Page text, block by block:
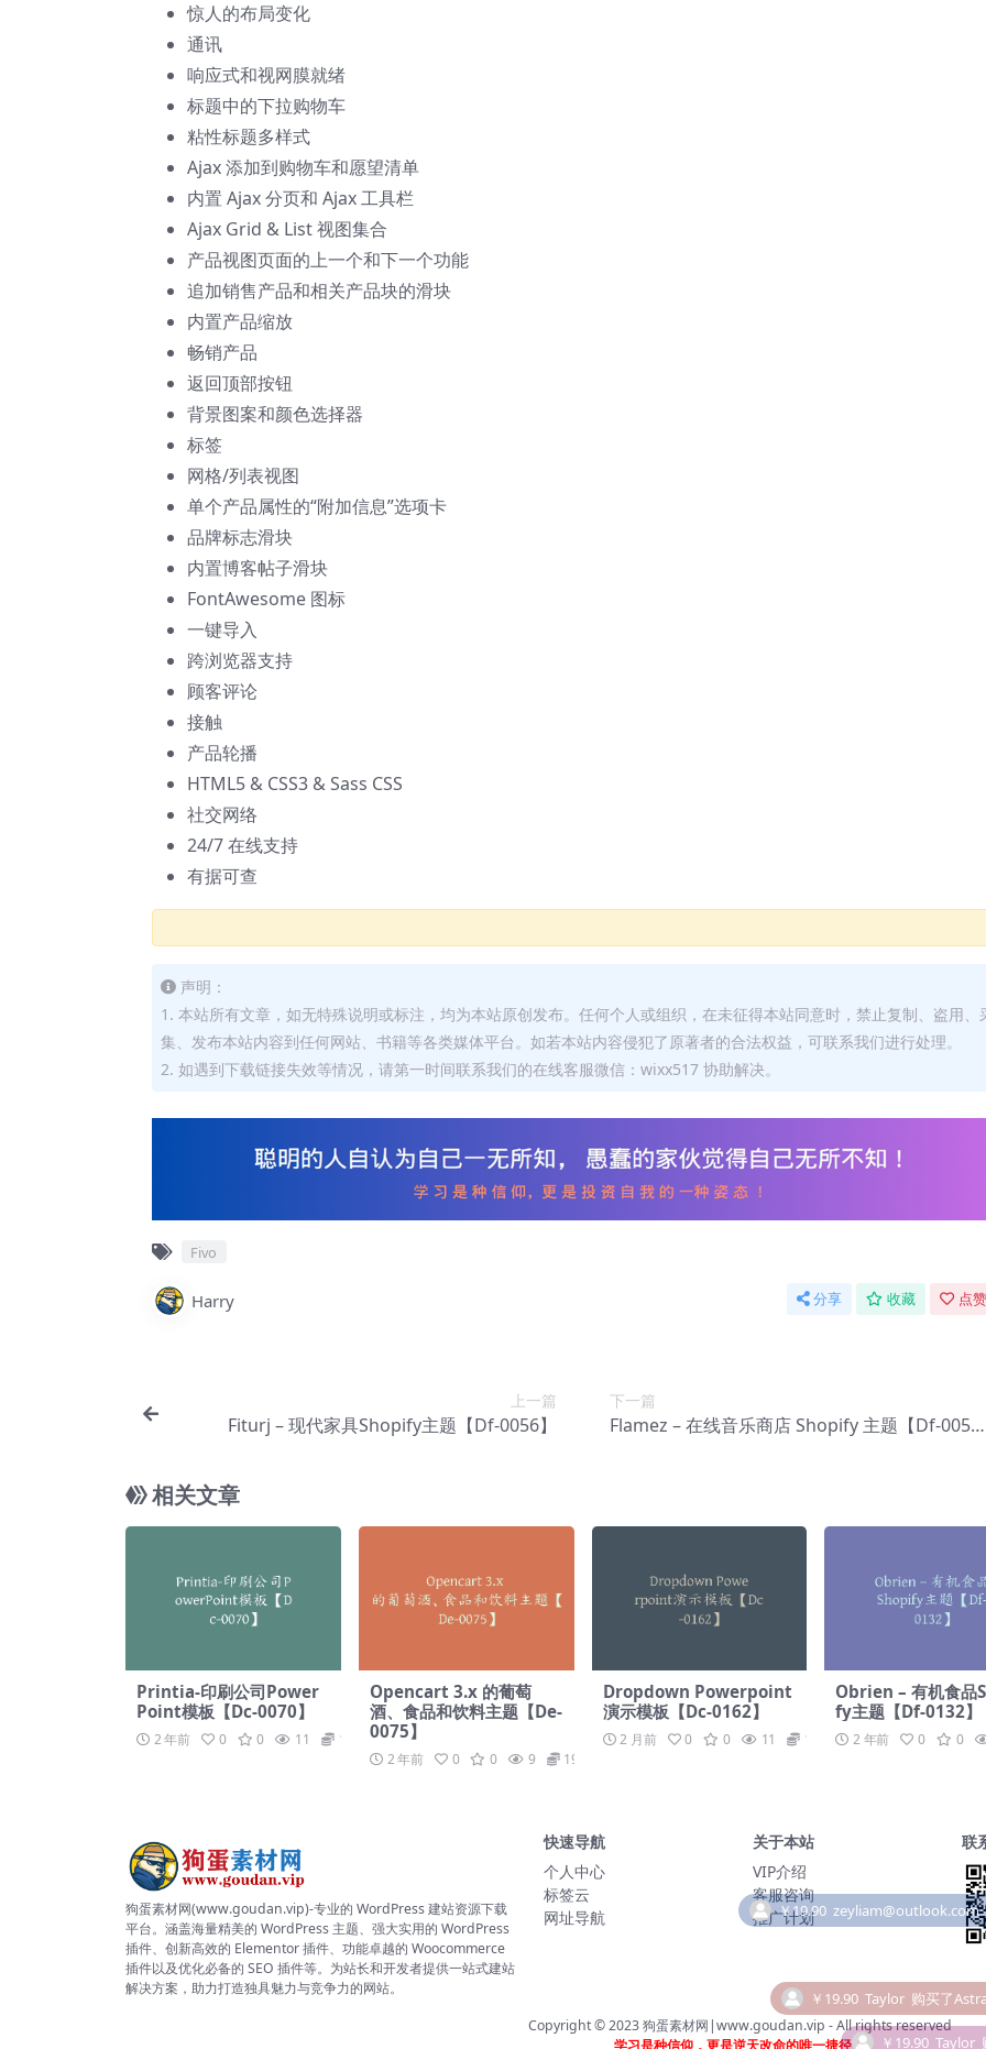
惊人的布局变化
通讯
响应式和视网膜就绪
标题中的下拉购物车
粘性标题多样式
Ajax 添加到购物车和愿望清单
内置 Ajax 分页和 Ajax 工具栏
Ajax Grid & List 视图集合
产品视图页面的上一个和下一个功能
追加销售产品和相关产品块的滑块
内置产品缩放
畅销产品
返回顶部按钮
背景图案和颜色选择器
标签
网格/列表视图
单个产品属性的“附加信息”选项卡
品牌标志滑块
内置博客帖子滑块
FontAwesome 图标
一键导入
跨浏览器支持
顾客评论
接触
产品轮播
HTML5 & CSS3 & Sass CSS
社交网络
24/7 在线支持
有据可查
声明：
1. 本站所有文章，如无特殊说明或标注，均为本站原创发布。任何个人或组织，在未征得本站同意时，禁止复制、盗用、
集、发布本站内容到任何网站、书籍等各类媒体平台。如若本站内容侵犯了原著者的合法权益，可联系我们进行处理。
2. 如遇到下载链接失效等情况，请第一时间联系我们的在线客服微信：wixx517 协助解决。
Fivo
Harry 分享 收藏 点
上一篇
Fiturj – 现代家具Shopify主题【Df-0056】
下一篇
Flamez – 在线音乐商店 Shopify 主题【Df-005
相关文章
Printia-印刷公司Power
Point模板【Dc-0070】
2 年前 0 0 11 19.9
Opencart 3.x 的葡萄
酒、食品和饮料主题【De-
0075】
2 年前 0 0 9 19.9
Dropdown Powerpoint
演示模板【Dc-0162】
2 月前 0 0 11 19.9
Obrien – 有机食品
fy主题【Df-0132】
2 年前 0 0
狗蛋素材网(www.goudan.vip)-专业的 WordPress 建站资源下载
平台。涵盖海量精美的 WordPress 主题、强大实用的 WordPress
插件、创新高效的 Elementor 插件、功能卓越的 Woocommerce
插件以及优化必备的 SEO 插件等。为站长和开发者提供一站式建站
解决方案，助力打造独具魅力与竞争力的网站。
快速导航
个人中心
标签云
网址导航
关于本站
VIP介绍
客服咨询
推广计划
联
Copyright © 2023狗蛋素材网|www.goudan.vip - All rights reserved
学习是种信仰，更是逆天改命的唯一捷径！
￥19.90 Taylor